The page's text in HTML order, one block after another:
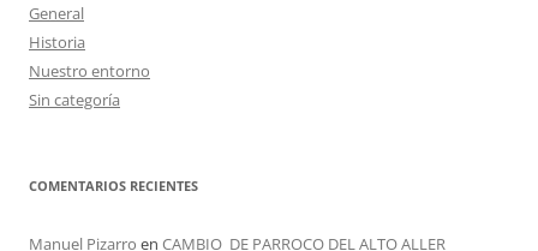
General
Historia
Nuestro entorno
Sin categoría
COMENTARIOS RECIENTES
Manuel Pizarro en CAMBIO DE PARROCO DEL ALTO ALLER